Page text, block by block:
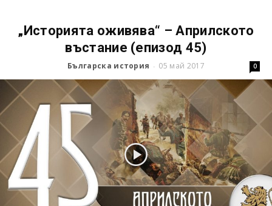
„Историята оживява“ – Априлското
въстание (епизод 45)
Българска история - 05 май 2017 0